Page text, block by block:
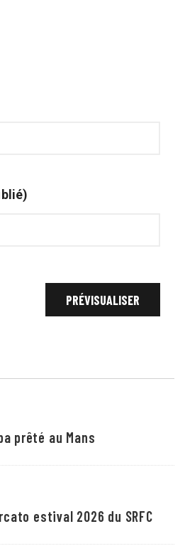
prêté au Mans
estival 2026 du SRFC